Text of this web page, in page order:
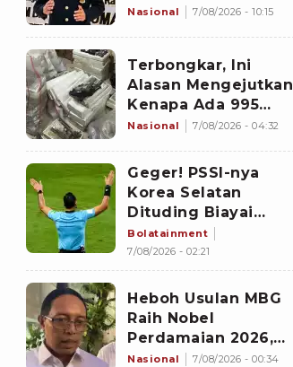
Diperiksa
Nasional 7/08/2026 - 10:15
Terbongkar, Ini
Alasan Mengejutkan
Kenapa Ada 995
Senjata di Dalam
Sejak 2020
Nasional 7/08/2026 - 04:32
Geger! PSSI-nya
Korea Selatan
Dituding Biayai
Hiburan Seks untuk
Wasit Asing, KFA
Buka Suara
Bolatainment
7/08/2026 - 02:21
Heboh Usulan MBG
Raih Nobel
Perdamaian 2026,
Istana Akhirnya
Nasional 7/08/2026 - 00:34